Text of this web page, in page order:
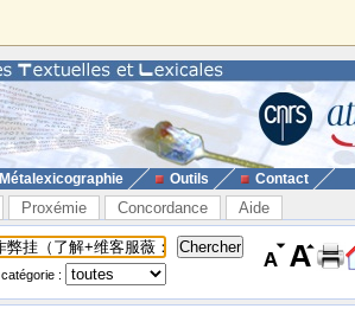
Métalexicographie Outils Contact
Proxémie Concordance Aide
catégorie :